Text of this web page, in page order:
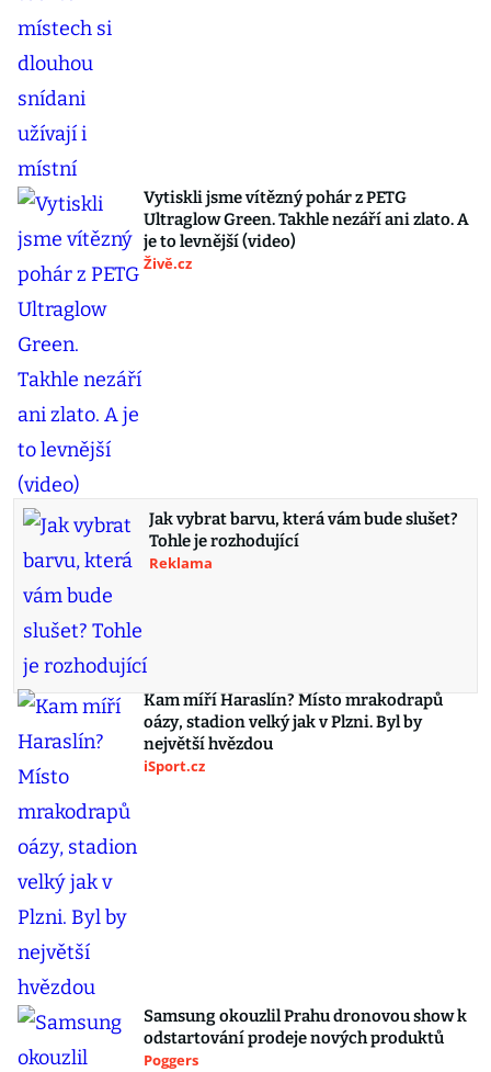
Vytiskli jsme vítězný pohár z PETG
Ultraglow Green. Takhle nezáří ani zlato. A
je to levnější (video)
Živě.cz
Jak vybrat barvu, která vám bude slušet?
Tohle je rozhodující
Reklama
Kam míří Haraslín? Místo mrakodrapů
oázy, stadion velký jak v Plzni. Byl by
největší hvězdou
iSport.cz
Samsung okouzlil Prahu dronovou show k
odstartování prodeje nových produktů
Poggers